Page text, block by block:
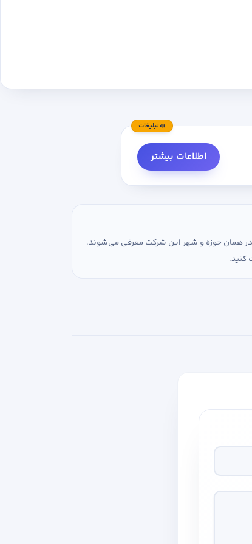
تبلیغات
اطلاعات بیشتر
در همان حوزه و شهر این شرکت معرفی می‌شوند.
کنید.